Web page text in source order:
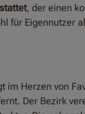
, der einen
für Eigennutzer
im Herzen von
Der Bezirk